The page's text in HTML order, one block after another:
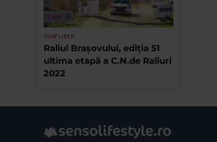
TIMP LIBER
Raliul Brașovului, ediția 51
ultima etapă a C.N.de Raliuri
2022